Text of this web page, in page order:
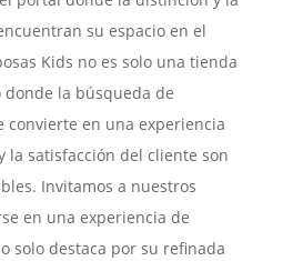
su espacio en el
Kids no es solo una tienda
la búsqueda de
convierte en una experiencia
la satisfacción del cliente son
Invitamos a nuestros
en una experiencia de
solo destaca por su refinada